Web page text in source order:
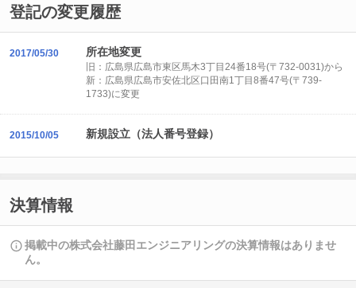
登記の変更履歴
2017/05/30 所在地変更
旧：広島県広島市東区馬木3丁目24番18号(〒732-0031)から
新：広島県広島市安佐北区口田南1丁目8番47号(〒739-
1733)に変更
2015/10/05 新規設立（法人番号登録）
決算情報
掲載中の株式会社藤田エンジニアリングの決算情報はありませ
ん。